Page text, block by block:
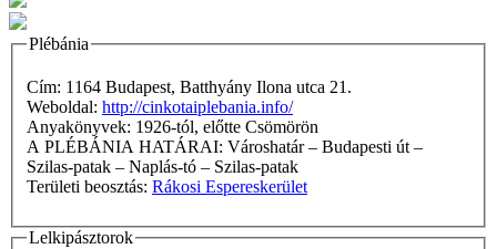
Plébánia
Cím: 1164 Budapest, Batthyány Ilona utca 21.
Weboldal: http://cinkotaiplebania.info/
Anyakönyvek: 1926-tól, előtte Csömörön
A PLÉBÁNIA HATÁRAI: Városhatár – Budapesti út –
Szilas-patak – Naplás-tó – Szilas-patak
Területi beosztás: Rákosi Espereskerület
Lelkipásztorok